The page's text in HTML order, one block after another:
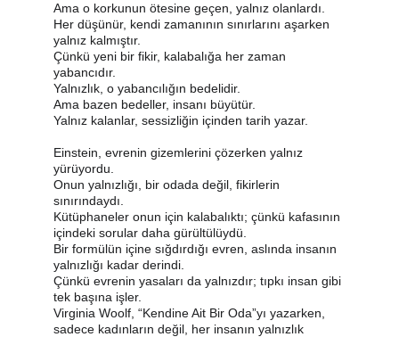
Ama o korkunun ötesine geçen, yalnız olanlardı.
Her düşünür, kendi zamanının sınırlarını aşarken
yalnız kalmıştır.
Çünkü yeni bir fikir, kalabalığa her zaman
yabancıdır.
Yalnızlık, o yabancılığın bedelidir.
Ama bazen bedeller, insanı büyütür.
Yalnız kalanlar, sessizliğin içinden tarih yazar.
Einstein, evrenin gizemlerini çözerken yalnız
yürüyordu.
Onun yalnızlığı, bir odada değil, fikirlerin
sınırındaydı.
Kütüphaneler onun için kalabalıktı; çünkü kafasının
içindeki sorular daha gürültülüydü.
Bir formülün içine sığdırdığı evren, aslında insanın
yalnızlığı kadar derindi.
Çünkü evrenin yasaları da yalnızdır; tıpkı insan gibi
tek başına işler.
Virginia Woolf, “Kendine Ait Bir Oda”yı yazarken,
sadece kadınların değil, her insanın yalnızlık